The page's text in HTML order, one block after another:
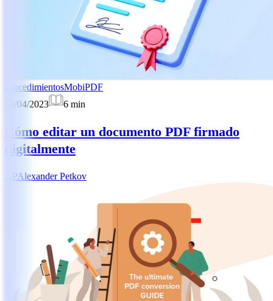
ProcedimientosMobiPDF
10/04/2023
6 min
Cómo editar un documento PDF firmado
digitalmente
APAlexander Petkov